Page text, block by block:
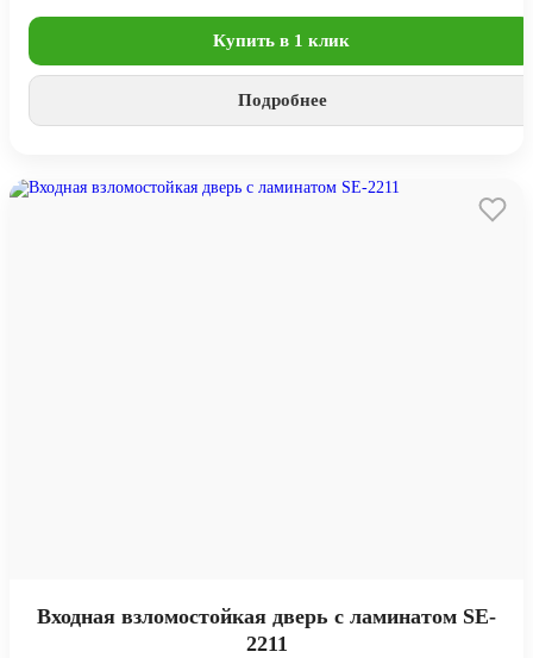
Купить в 1 клик
Подробнее
Входная взломостойкая дверь с ламинатом SE-
2211